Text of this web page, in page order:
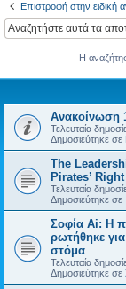
Επιστροφή στην ειδική
Η
Ανακοίνωση
Τελευταία
Δημοσιεύτηκε σε
The
Pirates’
Τελευταία
Δημοσιεύτηκε σε
Σοφία Ai: Η
ρωτήθηκε
στόμα
Τελευταία
Δημοσιεύτηκε σε